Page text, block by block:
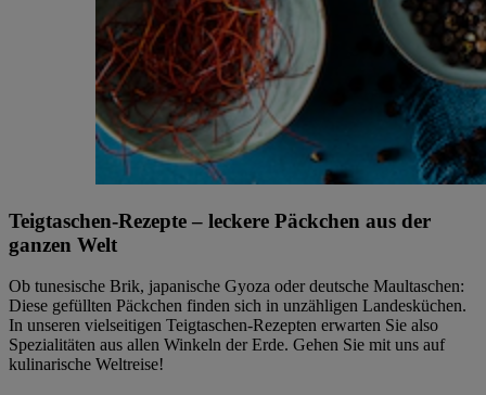
Teigtaschen-Rezepte – leckere Päckchen aus der
ganzen Welt
Ob tunesische Brik, japanische Gyoza oder deutsche Maultaschen:
Diese gefüllten Päckchen finden sich in unzähligen Landesküchen.
In unseren vielseitigen Teigtaschen-Rezepten erwarten Sie also
Spezialitäten aus allen Winkeln der Erde. Gehen Sie mit uns auf
kulinarische Weltreise!